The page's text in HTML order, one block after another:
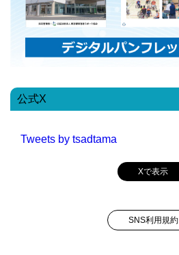
公式X
Tweets by tsadtama
Xで表示
SNS利用規約